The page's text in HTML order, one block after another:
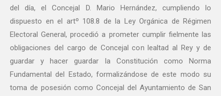
del día, el Concejal D. Mario Hernández, cumpliendo lo
dispuesto en el artº 108.8 de la Ley Orgánica de Régimen
Electoral General, procedió a prometer cumplir fielmente las
obligaciones del cargo de Concejal con lealtad al Rey y de
guardar y hacer guardar la Constitución como Norma
Fundamental del Estado, formalizándose de este modo su
toma de posesión como Concejal del Ayuntamiento de San